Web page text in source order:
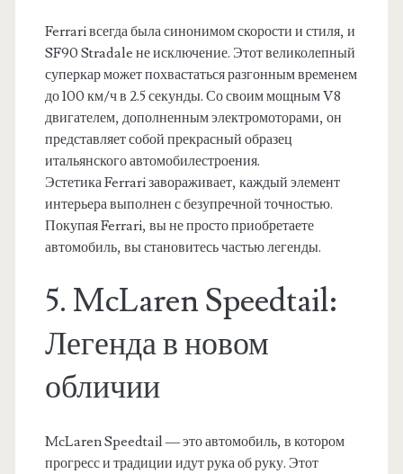
Ferrari всегда была синонимом скорости и стиля, и
SF90 Stradale не исключение. Этот великолепный
суперкар может похвастаться разгонным временем
до 100 км/ч в 2.5 секунды. Со своим мощным V8
двигателем, дополненным электромоторами, он
представляет собой прекрасный образец
итальянского автомобилестроения.
Эстетика Ferrari завораживает, каждый элемент
интерьера выполнен с безупречной точностью.
Покупая Ferrari, вы не просто приобретаете
автомобиль, вы становитесь частью легенды.
5. McLaren Speedtail:
Легенда в новом
обличии
McLaren Speedtail — это автомобиль, в котором
прогресс и традиции идут рука об руку. Этот